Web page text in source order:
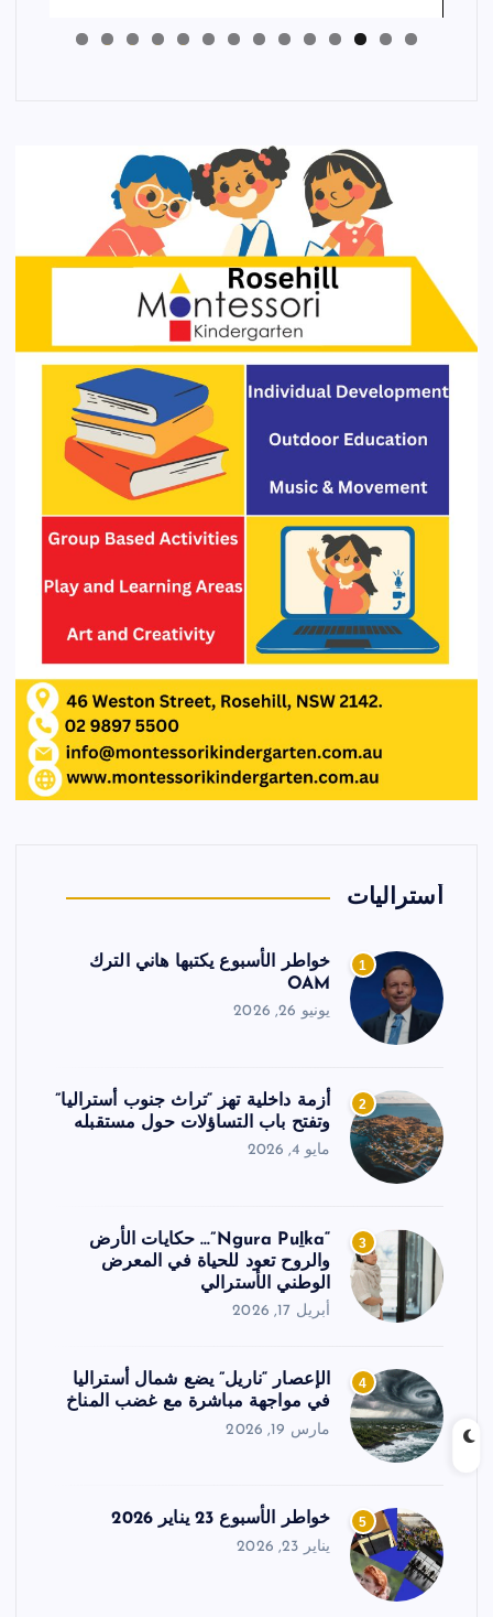
أستراليات
1
خواطر الأسبوع يكتبها هاني الترك
OAM
يونيو 26, 2026
2
أزمة داخلية تهز “تراث جنوب أستراليا”
وتفتح باب التساؤلات حول مستقبله
مايو 4, 2026
3
“Ngura Puḻka”… حكايات الأرض
والروح تعود للحياة في المعرض
الوطني الأسترالي
أبريل 17, 2026
4
الإعصار “ناريل” يضع شمال أستراليا
في مواجهة مباشرة مع غضب المناخ
مارس 19, 2026
5 خواطر الأسبوع 23 يناير 2026
يناير 23, 2026